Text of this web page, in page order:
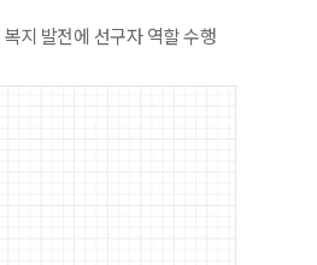
지 발전에 선구자 역할 수행